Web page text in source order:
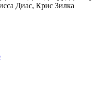
Диас, Крис Зилка